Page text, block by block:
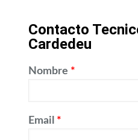
Contacto
Cardedeu
Nombre *
Email *